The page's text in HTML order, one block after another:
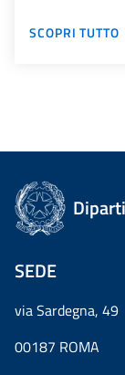
SCOPRI TUTTO
SEDE
via Sardegna, 49
00187 ROMA